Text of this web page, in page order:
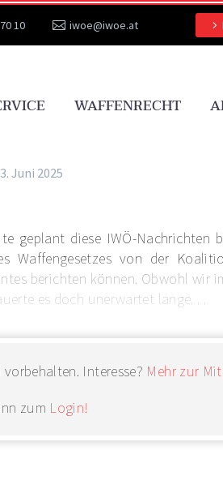
10 iwoe@iwoe.at
WAFFENRECHT
Juni 2025
geplant diese IWÖ-Nachrichten
Waffengesetzes von der
berichten können. Obwohl wir
es doch unerwartet lange. . .
Interesse? Mehr zur
zum Login!